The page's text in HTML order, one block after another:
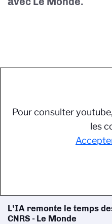
Pour consulter
les
L’IA remonte le temps
CNRS - Le Monde